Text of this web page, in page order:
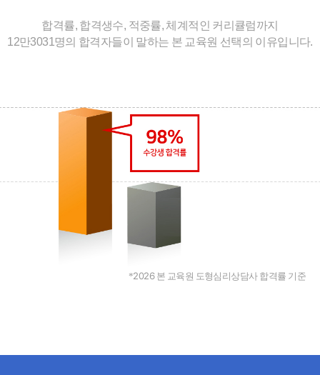
합격률, 합격생수, 적중률, 체계적인 커리큘럼까지
12만3031명의 합격자들이 말하는 본 교육원 선택의 이유입니다.
*2026본 교육원 도형심리상담사 합격률 기준